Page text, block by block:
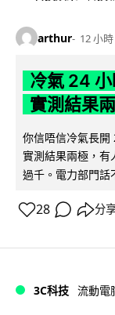
arthur 12 小時
冷氣 24
實測結果
你信唔信冷氣長開
實測結果兩極，有
過千。電力部門話
28 分
3C科技 流動電